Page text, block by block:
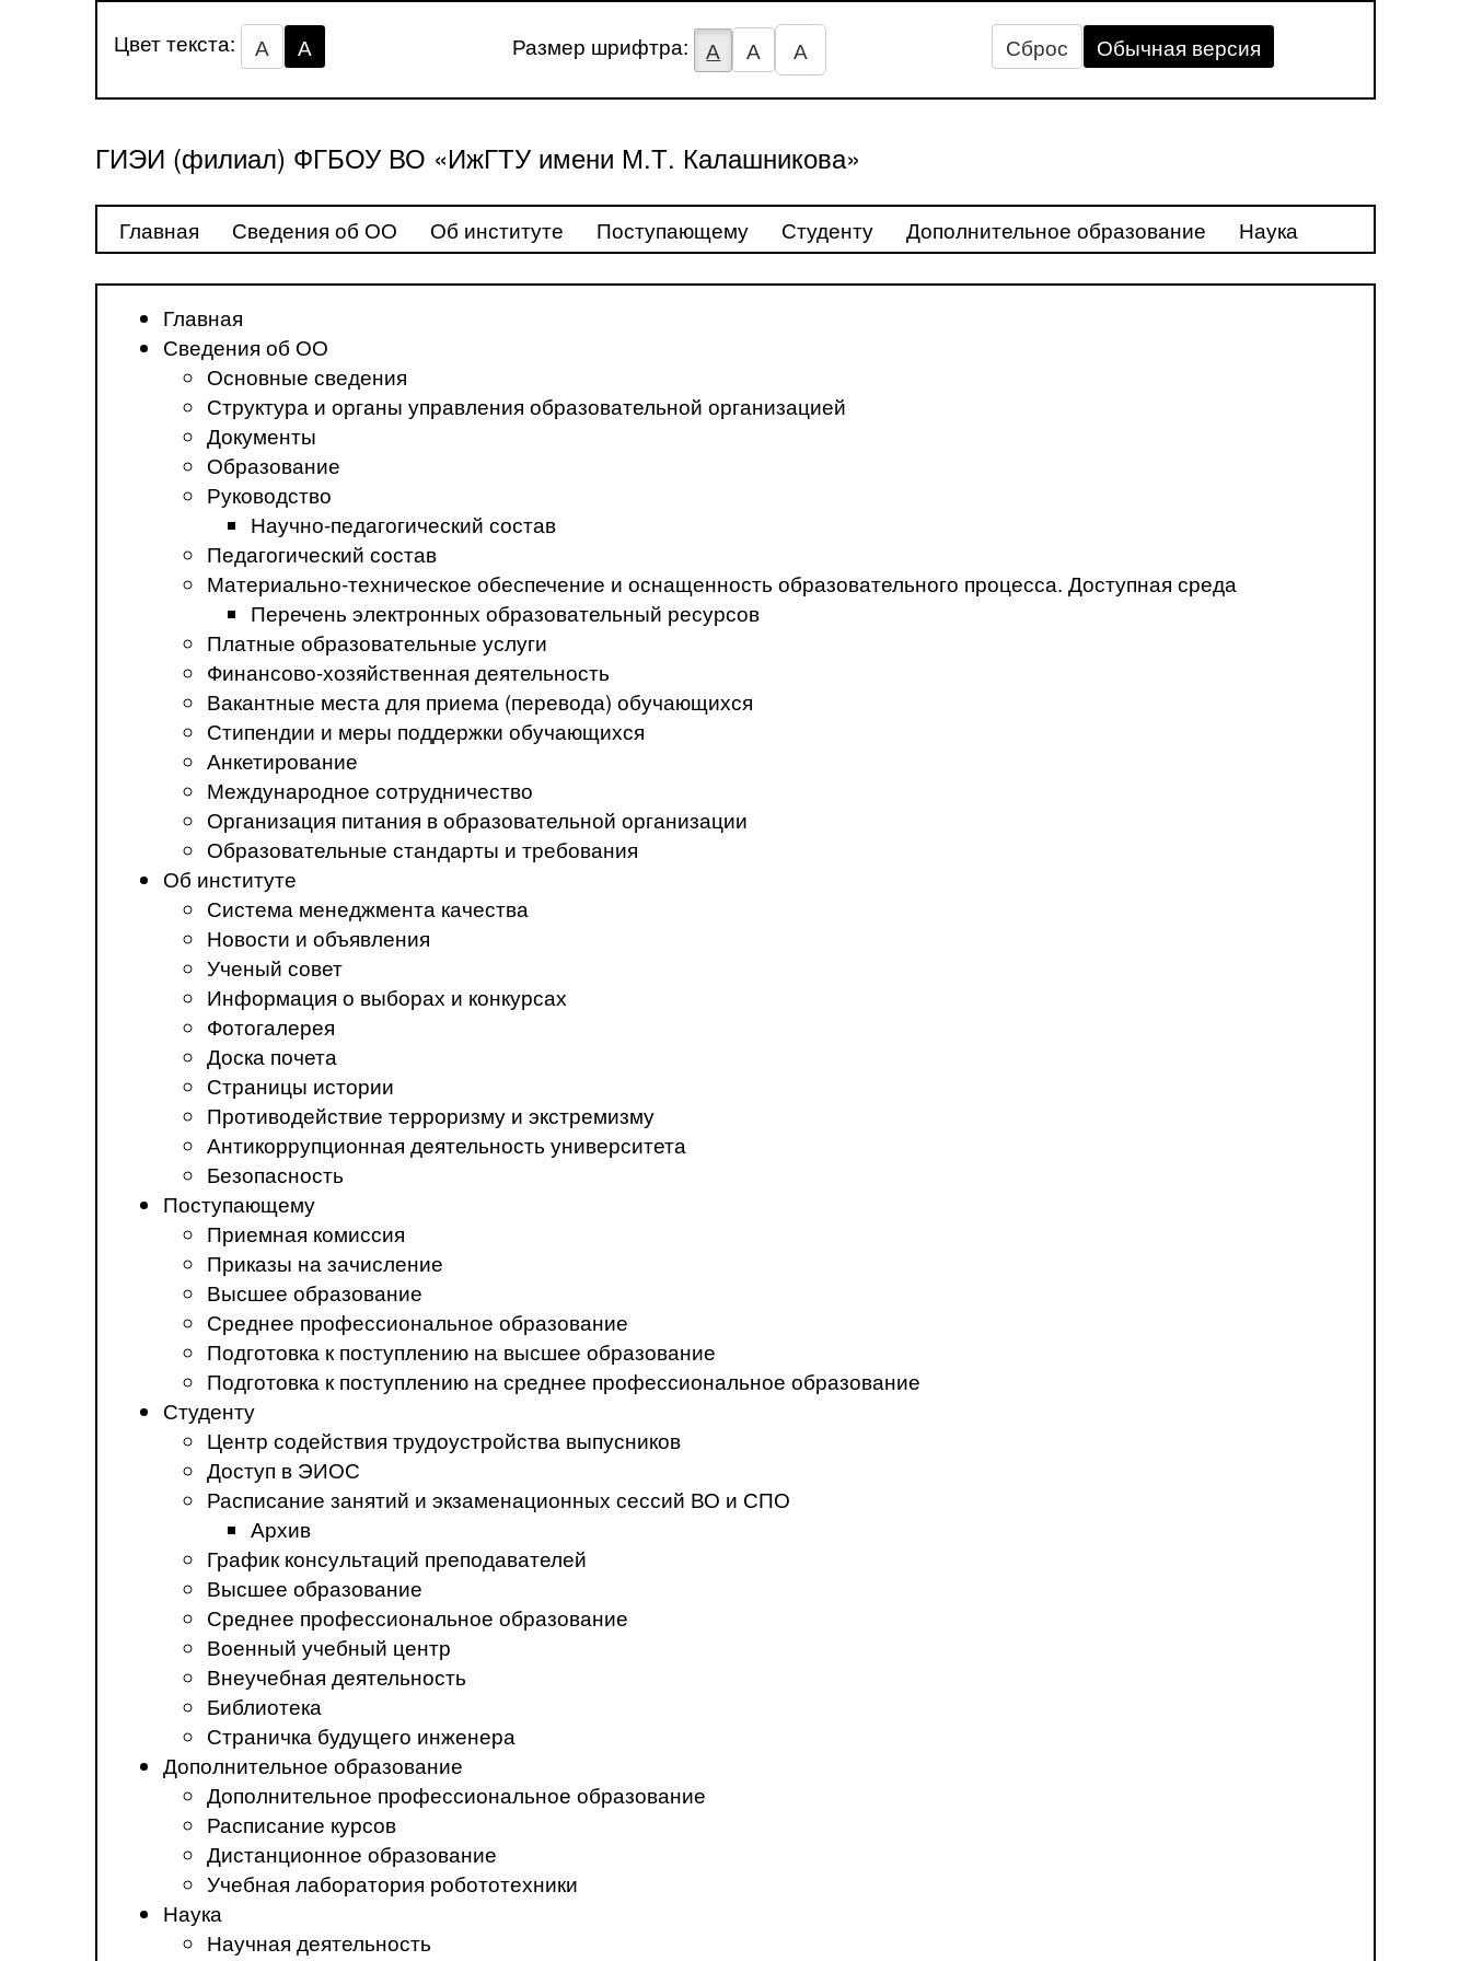
Цвет текста: А А Размер шрифтра: А А А Сброс Обычная версия
ГИЭИ (филиал) ФГБОУ ВО «ИжГТУ имени М.Т. Калашникова»
Главная Сведения об ОО Об институте Поступающему Студенту Дополнительное образование Наука
Главная
Сведения об ОО
Основные сведения
Структура и органы управления образовательной организацией
Документы
Образование
Руководство
Научно-педагогический состав
Педагогический состав
Материально-техническое обеспечение и оснащенность образовательного процесса. Доступная среда
Перечень электронных образовательный ресурсов
Платные образовательные услуги
Финансово-хозяйственная деятельность
Вакантные места для приема (перевода) обучающихся
Стипендии и меры поддержки обучающихся
Анкетирование
Международное сотрудничество
Организация питания в образовательной организации
Образовательные стандарты и требования
Об институте
Система менеджмента качества
Новости и объявления
Ученый совет
Информация о выборах и конкурсах
Фотогалерея
Доска почета
Страницы истории
Противодействие терроризму и экстремизму
Антикоррупционная деятельность университета
Безопасность
Поступающему
Приемная комиссия
Приказы на зачисление
Высшее образование
Среднее профессиональное образование
Подготовка к поступлению на высшее образование
Подготовка к поступлению на среднее профессиональное образование
Студенту
Центр содействия трудоустройства выпусников
Доступ в ЭИОС
Расписание занятий и экзаменационных сессий ВО и СПО
Архив
График консультаций преподавателей
Высшее образование
Среднее профессиональное образование
Военный учебный центр
Внеучебная деятельность
Библиотека
Страничка будущего инженера
Дополнительное образование
Дополнительное профессиональное образование
Расписание курсов
Дистанционное образование
Учебная лаборатория робототехники
Наука
Научная деятельность